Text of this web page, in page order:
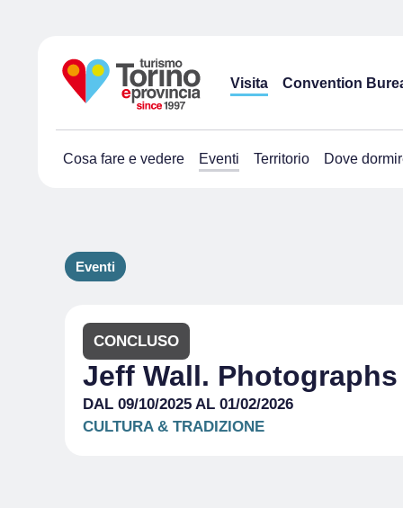
Visita Convention
Cosa fare e vedere Eventi Territorio Dove
Eventi
CONCLUSO
Jeff Wall. Photographs
DAL 09/10/2025 AL 01/02/2026
CULTURA & TRADIZIONE